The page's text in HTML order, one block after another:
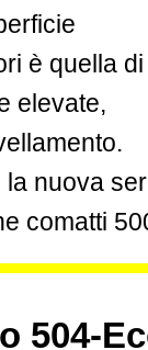
è quella di
elevate,
nuova
comatti
504-